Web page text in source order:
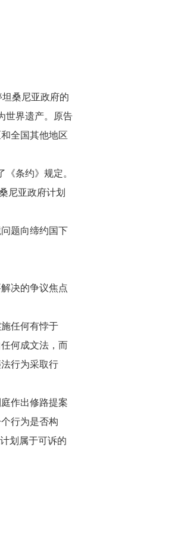
桑尼亚政府的
世界遗产。原告
全国其他地区
条约》规定。
尼亚政府计划
题向缔约国下
决的争议焦点
任何有悖于
何成文法，而
行为采取行
作出修路提案
行为是否构
划属于可诉的